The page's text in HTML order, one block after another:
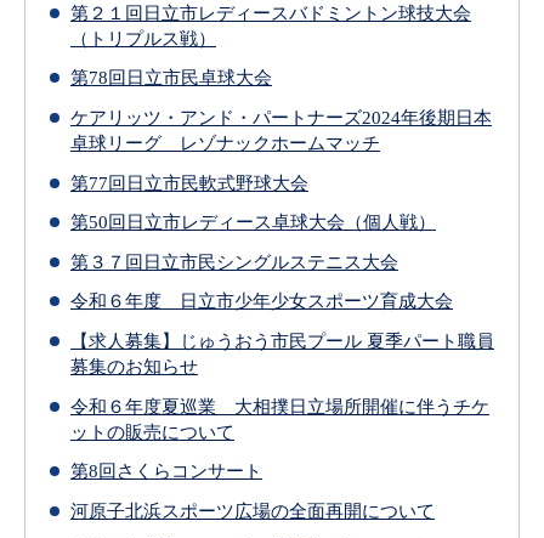
第２１回日立市レディースバドミントン球技大会
（トリプルス戦）
第78回日立市民卓球大会
ケアリッツ・アンド・パートナーズ2024年後期日本
卓球リーグ レゾナックホームマッチ
第77回日立市民軟式野球大会
第50回日立市レディース卓球大会（個人戦）
第３７回日立市民シングルステニス大会
令和６年度 日立市少年少女スポーツ育成大会
【求人募集】じゅうおう市民プール 夏季パート職員
募集のお知らせ
令和６年度夏巡業 大相撲日立場所開催に伴うチケ
ットの販売について
第8回さくらコンサート
河原⼦北浜スポーツ広場の全⾯再開について